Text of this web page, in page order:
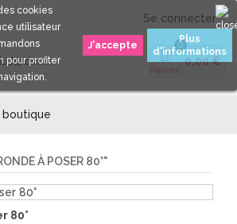
Se connecter
Panier
0
0,00 €
cookies
utilisateur
pour profiter
Plus
d'informations
boutique
À POSER 80°"
80°